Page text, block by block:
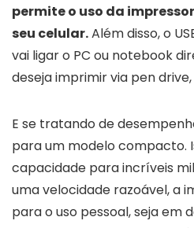
permite o uso da
seu celular.Além disso, o
vai ligar o PC ou notebook
deseja imprimir via pen
E se tratando de
para um modelo compacto.
capacidade para incríveis
uma velocidade razoável, a
para o uso pessoal, seja em